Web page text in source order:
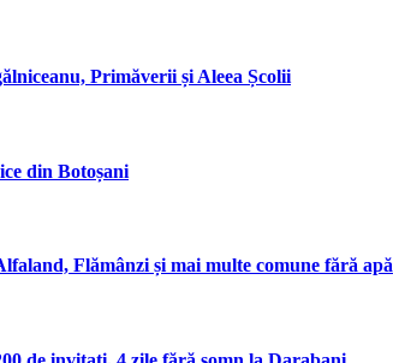
Primăverii și Aleea Școlii
din Botoșani
Flămânzi și mai multe comune fără apă